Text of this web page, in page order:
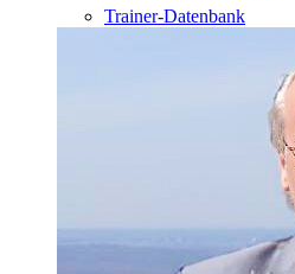
Trainer-Datenbank